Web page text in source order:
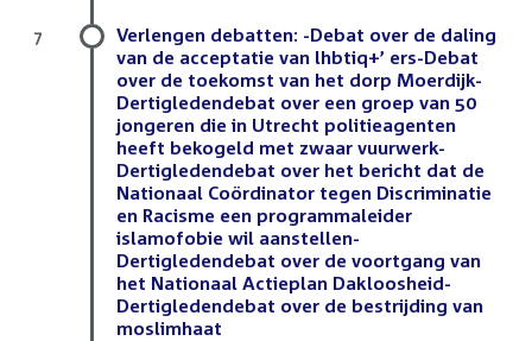
Verlengen debatten: -Debat over de daling
van de acceptatie van lhbtiq+’ ers-Debat
over de toekomst van het dorp Moerdijk-
Dertigledendebat over een groep van 50
jongeren die in Utrecht politieagenten
heeft bekogeld met zwaar vuurwerk-
Dertigledendebat over het bericht dat de
Nationaal Coördinator tegen Discriminatie
en Racisme een programmaleider
islamofobie wil aanstellen-
Dertigledendebat over de voortgang van
het Nationaal Actieplan Dakloosheid-
Dertigledendebat over de bestrijding van
moslimhaat
7